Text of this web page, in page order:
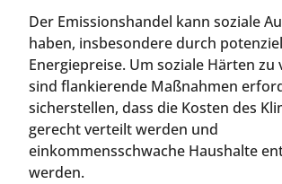
Der Emissionshandel kann soziale
haben, insbesondere durch
Energiepreise. Um soziale Härten zu
sind flankierende Maßnahmen
sicherstellen, dass die Kosten des
gerecht verteilt werden und
einkommensschwache Haushalte
werden.